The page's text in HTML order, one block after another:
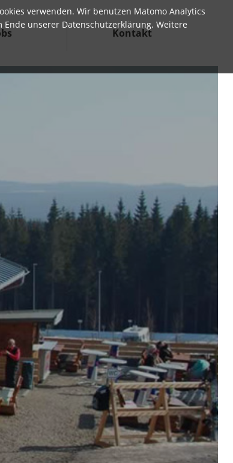
verwenden. Wir benutzen Matomo Analytics
unserer Datenschutzerklärung. Weitere
Kontakt